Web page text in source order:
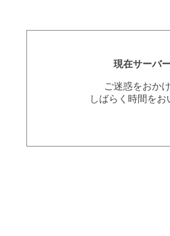
現在サーバ
ご迷惑をおか
しばらく時間を